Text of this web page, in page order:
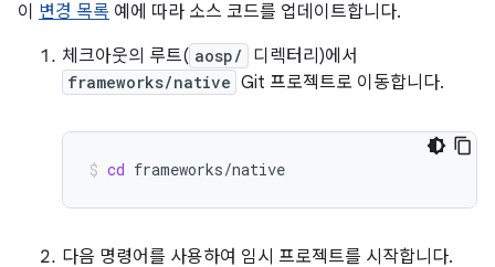
이 변경 목록 예에 따라 소스 코드를 업데이트합니다.
체크아웃의 루트( aosp/ 디렉터리)에서
frameworks/native Git 프로젝트로 이동합니다.
cd frameworks/native
다음 명령어를 사용하여 임시 프로젝트를 시작합니다.